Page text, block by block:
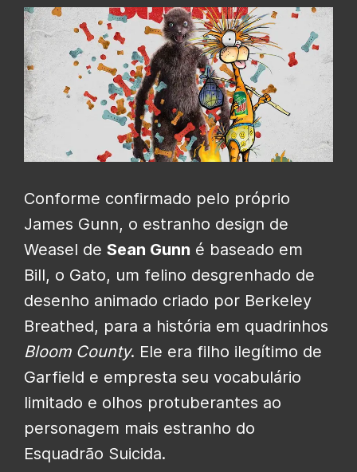
Conforme confirmado pelo próprio
James Gunn, o estranho design de
Weasel de Sean Gunn é baseado em
Bill, o Gato, um felino desgrenhado de
desenho animado criado por Berkeley
Breathed, para a história em quadrinhos
Bloom County. Ele era filho ilegítimo de
Garfield e empresta seu vocabulário
limitado e olhos protuberantes ao
personagem mais estranho do
Esquadrão Suicida.